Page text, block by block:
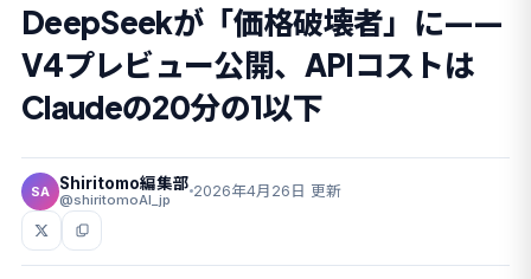
DeepSeekが「価格破壊者」に——
V4プレビュー公開、APIコストは
Claudeの20分の1以下
SA Shiritomo編集部
@shiritomoAI_jp 2026年4月26日 更新